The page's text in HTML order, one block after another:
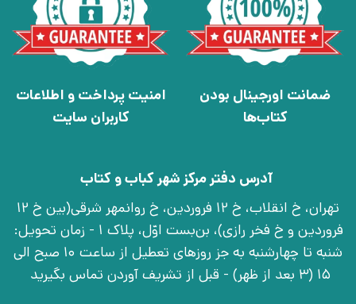
ضمانت اورجینال بودن
کتاب‌ها
امنیت پرداخت و اطلاعات
کاربران سایت
آدرس دفتر مرکز شهر کباب و کتاب
تهران، خ انقلاب، خ 12 فروردین، خ روانمهر شرقی(بین خ 12
فروردین و خ فخر رازی)، بن‌بست اوّل، پلاک 1 - زمان تحویل:
شنبه تا چهارشنبه به جز روزهای تعطیل از ساعت 10 صبح الی
15 (3 بعد از ظهر) - قبل از تشریف آوردن تماس بگیرید